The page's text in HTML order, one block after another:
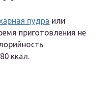
пудра или
приготовления не
ккал.